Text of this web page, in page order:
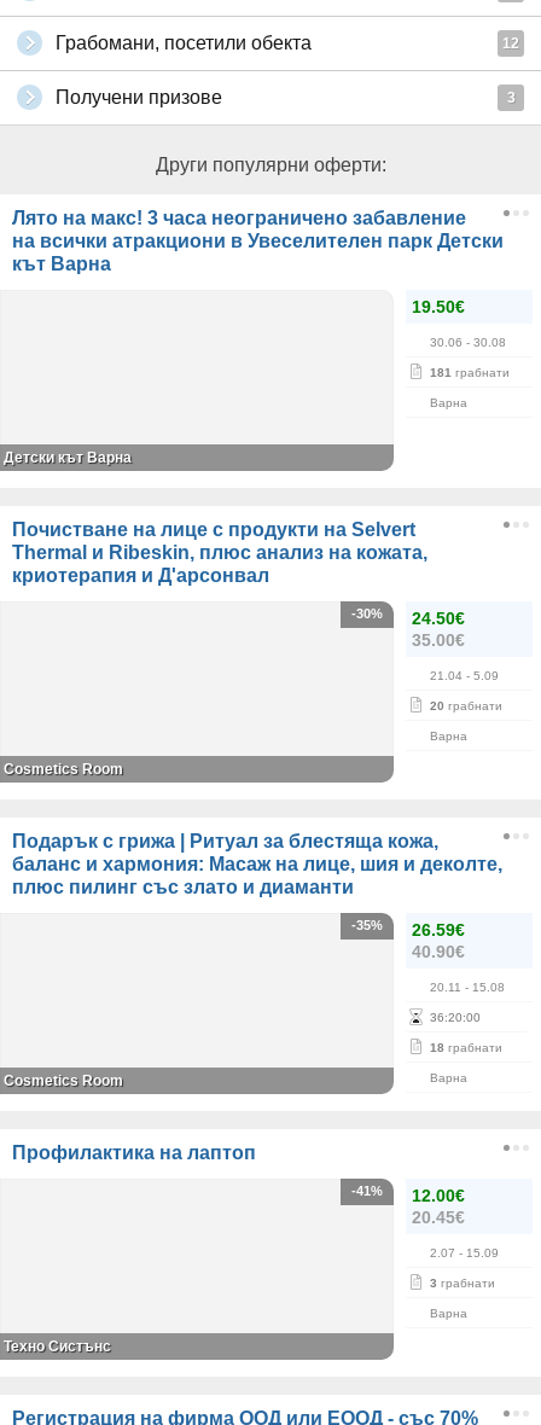
Грабомани, посетили обекта 12
Получени призове 3
Други популярни оферти:
Лято на макс! 3 часа неограничено забавление
на всички атракциони в Увеселителен парк Детски
кът Варна
19.50€
30.06 - 30.08
181 грабнати
Варна
Детски кът Варна
Почистване на лице с продукти на Selvert
Thermal и Ribeskin, плюс анализ на кожата,
криотерапия и Д'арсонвал
24.50€
35.00€
21.04 - 5.09
20 грабнати
Варна
-30%
Cosmetics Room
Подарък с грижа | Ритуал за блестяща кожа,
баланс и хармония: Масаж на лице, шия и деколте,
плюс пилинг със злато и диаманти
26.59€
40.90€
20.11 - 15.08
36:20:00
18 грабнати
Варна
-35%
Cosmetics Room
Профилактика на лаптоп
12.00€
20.45€
2.07 - 15.09
3 грабнати
Варна
-41%
Техно Систънс
Регистрация на фирма ООД или ЕООД - със 70%